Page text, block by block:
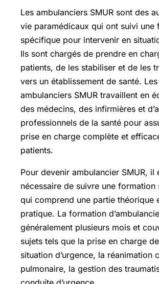
Les ambulanciers SMUR sont des
vie paramédicaux qui ont suivi une
spécifique pour intervenir en
Ils sont chargés de prendre en
patients, de les stabiliser et de les
vers un établissement de santé. Les
ambulanciers SMUR travaillent en
des médecins, des infirmières et
professionnels de la santé pour
prise en charge complète et
patients.
Pour devenir ambulancier SMUR, il
nécessaire de suivre une formation
qui comprend une partie théorique
pratique. La formation
généralement plusieurs mois et
sujets tels que la prise en charge
situation d’urgence, la réanimation
pulmonaire, la gestion des